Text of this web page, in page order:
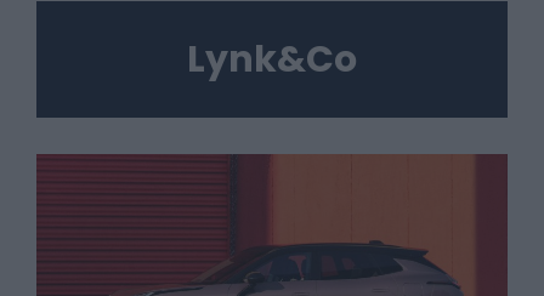
Lynk&Co